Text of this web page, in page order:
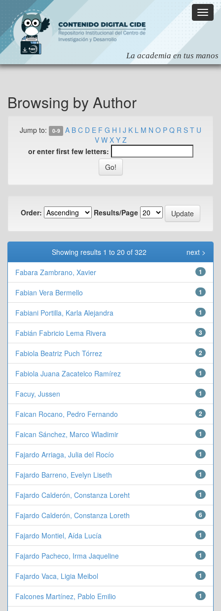
navigation
Browsing by Author
Jump to: 0-9 A B C D E F G H I J K L M N O P Q R S T U
V W X Y Z
or enter first few letters:
Order: Results/Page
Showing results 1 to 20 of 322 next >
Fabara Zambrano, Xavier 1
Fabian Vera Bermello 1
Fabiani Portilla, Karla Alejandra 1
Fabián Fabricio Lema Rivera 3
Fabiola Beatriz Puch Tórrez 2
Fabiola Juana Zacatelco Ramírez 1
Facuy, Jussen 1
Faican Rocano, Pedro Fernando 2
Faican Sánchez, Marco Wladimir 1
Fajardo Arriaga, Julia del Rocío 1
Fajardo Barreno, Evelyn Liseth 1
Fajardo Calderón, Constanza Loreht 1
Fajardo Calderón, Constanza Loreth 6
Fajardo Montiel, Aída Lucía 1
Fajardo Pacheco, Irma Jaqueline 1
Fajardo Vaca, Ligia Meibol 1
Falcones Martínez, Pablo Emilio 1